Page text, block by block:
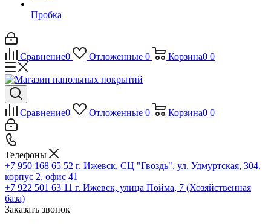
Пробка
Сравнение0 Отложенные 0 Корзина0 0
Сравнение0 Отложенные 0 Корзина0 0
Телефоны
+7 950 168 65 52 г. Ижевск, СЦ "Гвоздь", ул. Удмуртская, 304,
корпус 2, офис 41
+7 922 501 63 11 г. Ижевск, улица Пойма, 7 (Хозяйственная
база)
Заказать звонок